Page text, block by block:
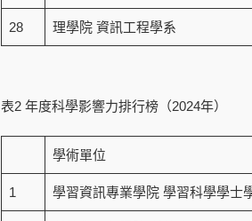
28 理學院 資訊工程學系
表2 年度科學影響力排行榜（2024年）
學術單位
1 學習資訊專業學院 學習科學學士